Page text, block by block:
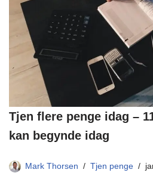
Tjen flere penge idag –
kan begynde idag
Mark Thorsen Tjen penge